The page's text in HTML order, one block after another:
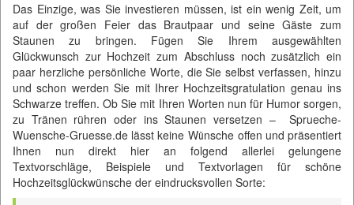
Das Einzige, was Sie investieren müssen, ist ein wenig Zeit, um
auf der großen Feier das Brautpaar und seine Gäste zum
Staunen zu bringen. Fügen Sie Ihrem ausgewählten
Glückwunsch zur Hochzeit zum Abschluss noch zusätzlich ein
paar herzliche persönliche Worte, die Sie selbst verfassen, hinzu
und schon werden Sie mit Ihrer Hochzeitsgratulation genau ins
Schwarze treffen. Ob Sie mit Ihren Worten nun für Humor sorgen,
zu Tränen rühren oder ins Staunen versetzen – Sprueche-
Wuensche-Gruesse.de lässt keine Wünsche offen und präsentiert
Ihnen nun direkt hier an folgend allerlei gelungene
Textvorschläge, Beispiele und Textvorlagen für schöne
Hochzeitsglückwünsche der eindrucksvollen Sorte: